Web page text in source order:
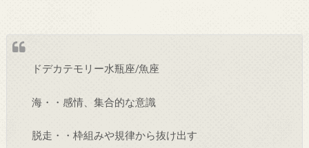
ドデカテモリー水瓶座/魚座
海・・感情、集合的な意識
脱走・・枠組みや規律から抜け出す